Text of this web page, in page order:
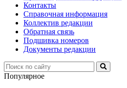
Контакты
Справочная информация
Коллектив редакции
Обратная связь
Подшивка номеров
Документы редакции
Популярное